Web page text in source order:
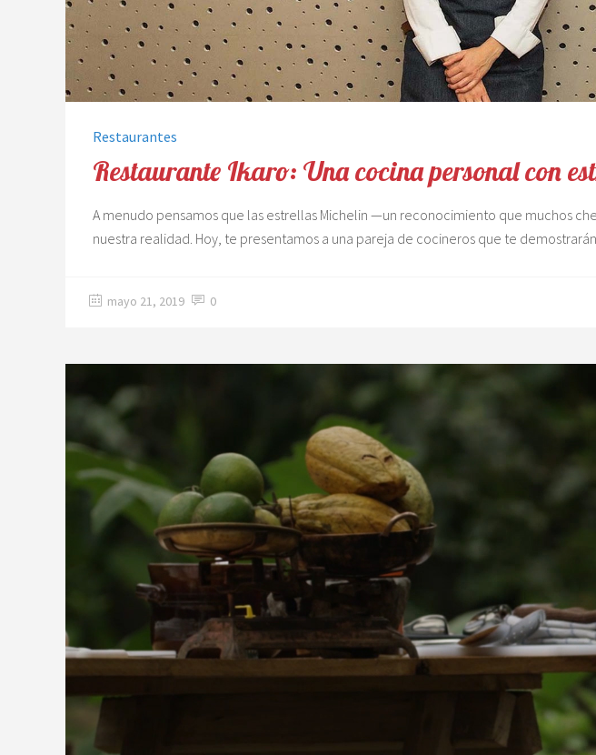
Restaurantes
Restaurante Ikaro: Una cocina personal con
A menudo pensamos que las estrellas Michelin —un reconocimiento que muchos
nuestra realidad. Hoy, te presentamos a una pareja de cocineros que te
mayo 21, 2019 0